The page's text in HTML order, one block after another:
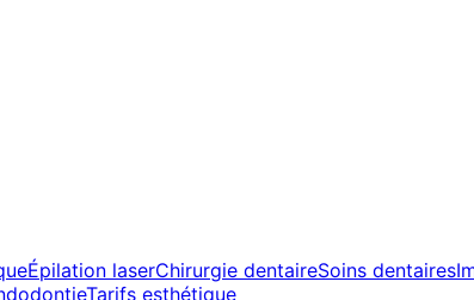
Épilation laserChirurgie dentaireSoins dentaires
Tarifs esthétique